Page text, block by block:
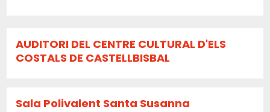
AUDITORI DEL CENTRE CULTURAL D'ELS
COSTALS DE CASTELLBISBAL
Sala Polivalent Santa Susanna